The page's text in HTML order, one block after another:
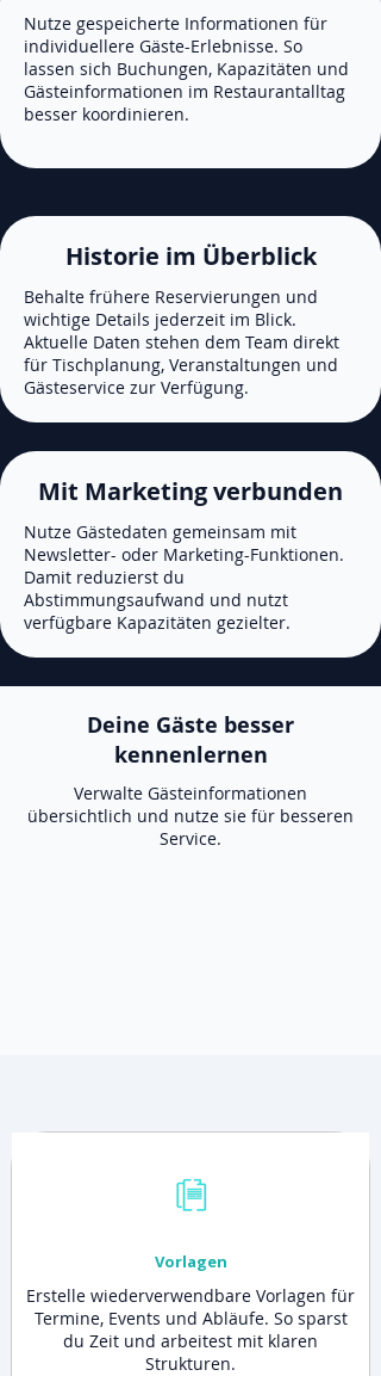
Nutze gespeicherte Informationen für
individuellere Gäste-Erlebnisse. So
lassen sich Buchungen, Kapazitäten und
Gästeinformationen im Restaurantalltag
besser koordinieren.
Historie im Überblick
Behalte frühere Reservierungen und
wichtige Details jederzeit im Blick.
Aktuelle Daten stehen dem Team direkt
für Tischplanung, Veranstaltungen und
Gästeservice zur Verfügung.
Mit Marketing verbunden
Nutze Gästedaten gemeinsam mit
Newsletter- oder Marketing-Funktionen.
Damit reduzierst du
Abstimmungsaufwand und nutzt
verfügbare Kapazitäten gezielter.
Deine Gäste besser
kennenlernen
Verwalte Gästeinformationen
übersichtlich und nutze sie für besseren
Service.
Vorlagen
Erstelle wiederverwendbare Vorlagen für
Termine, Events und Abläufe. So sparst
du Zeit und arbeitest mit klaren
Strukturen.